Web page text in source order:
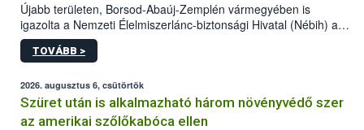
Újabb területen, Borsod-Abaúj-Zemplén vármegyében is
igazolta a Nemzeti Élelmiszerlánc-biztonsági Hivatal (Nébih) a
kőrisrontó karcsúdíszbogár (Agrilus planipennis) jelenlétét. A
kártevőt nem csak színcsapdában találták meg, de már fertőzött
az intenzív felderítést, emellett az intézkedéseket a szlovák
hatósággal is összehangolják a terjedés megállítása érdekében.
TOVÁBB >
2026. augusztus 6, csütörtök
Szüret után is alkalmazható három növényvédő szer
az amerikai szőlőkabóca ellen